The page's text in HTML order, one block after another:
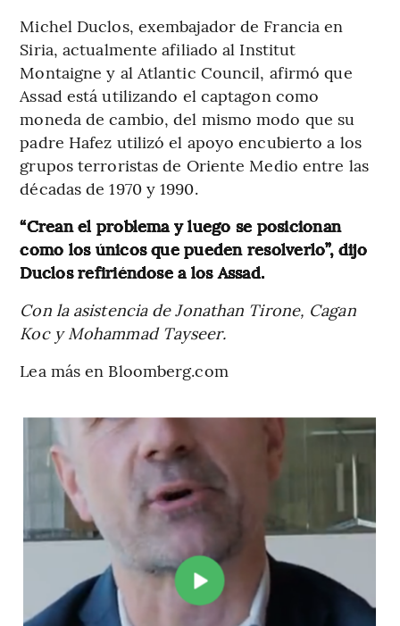
Michel Duclos, exembajador de Francia en
Siria, actualmente afiliado al Institut
Montaigne y al Atlantic Council, afirmó que
Assad está utilizando el captagon como
moneda de cambio, del mismo modo que su
padre Hafez utilizó el apoyo encubierto a los
grupos terroristas de Oriente Medio entre las
décadas de 1970 y 1990.
“Crean el problema y luego se posicionan
como los únicos que pueden resolverlo”, dijo
Duclos refiriéndose a los Assad.
Con la asistencia de Jonathan Tirone, Cagan
Koc y Mohammad Tayseer.
Lea más en Bloomberg.com